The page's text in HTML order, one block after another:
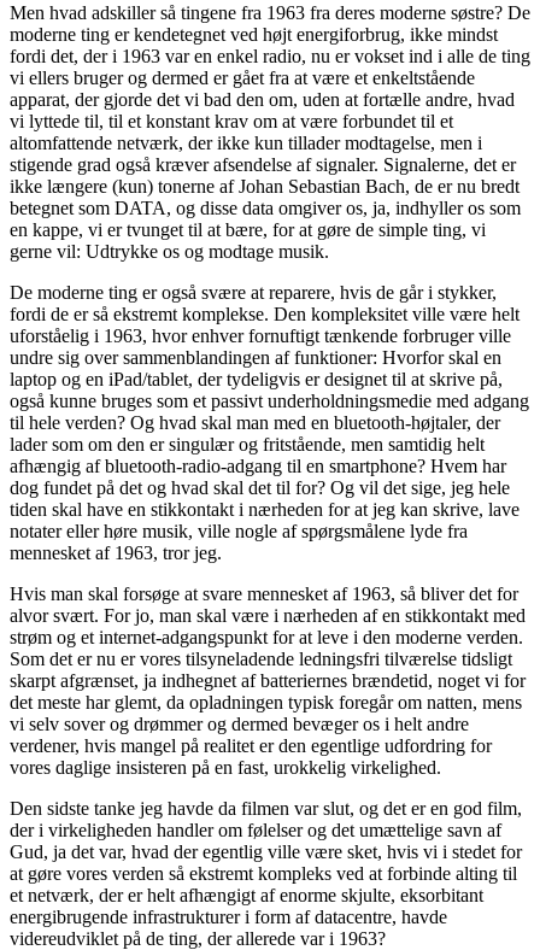
Men hvad adskiller så tingene fra 1963 fra deres moderne søstre? De
moderne ting er kendetegnet ved højt energiforbrug, ikke mindst
fordi det, der i 1963 var en enkel radio, nu er vokset ind i alle de ting
vi ellers bruger og dermed er gået fra at være et enkeltstående
apparat, der gjorde det vi bad den om, uden at fortælle andre, hvad
vi lyttede til, til et konstant krav om at være forbundet til et
altomfattende netværk, der ikke kun tillader modtagelse, men i
stigende grad også kræver afsendelse af signaler. Signalerne, det er
ikke længere (kun) tonerne af Johan Sebastian Bach, de er nu bredt
betegnet som DATA, og disse data omgiver os, ja, indhyller os som
en kappe, vi er tvunget til at bære, for at gøre de simple ting, vi
gerne vil: Udtrykke os og modtage musik.
De moderne ting er også svære at reparere, hvis de går i stykker,
fordi de er så ekstremt komplekse. Den kompleksitet ville være helt
uforståelig i 1963, hvor enhver fornuftigt tænkende forbruger ville
undre sig over sammenblandingen af funktioner: Hvorfor skal en
laptop og en iPad/tablet, der tydeligvis er designet til at skrive på,
også kunne bruges som et passivt underholdningsmedie med adgang
til hele verden? Og hvad skal man med en bluetooth-højtaler, der
lader som om den er singulær og fritstående, men samtidig helt
afhængig af bluetooth-radio-adgang til en smartphone? Hvem har
dog fundet på det og hvad skal det til for? Og vil det sige, jeg hele
tiden skal have en stikkontakt i nærheden for at jeg kan skrive, lave
notater eller høre musik, ville nogle af spørgsmålene lyde fra
mennesket af 1963, tror jeg.
Hvis man skal forsøge at svare mennesket af 1963, så bliver det for
alvor svært. For jo, man skal være i nærheden af en stikkontakt med
strøm og et internet-adgangspunkt for at leve i den moderne verden.
Som det er nu er vores tilsyneladende ledningsfri tilværelse tidsligt
skarpt afgrænset, ja indhegnet af batteriernes brændetid, noget vi for
det meste har glemt, da opladningen typisk foregår om natten, mens
vi selv sover og drømmer og dermed bevæger os i helt andre
verdener, hvis mangel på realitet er den egentlige udfordring for
vores daglige insisteren på en fast, urokkelig virkelighed.
Den sidste tanke jeg havde da filmen var slut, og det er en god film,
der i virkeligheden handler om følelser og det umættelige savn af
Gud, ja det var, hvad der egentlig ville være sket, hvis vi i stedet for
at gøre vores verden så ekstremt kompleks ved at forbinde alting til
et netværk, der er helt afhængigt af enorme skjulte, eksorbitant
energibrugende infrastrukturer i form af datacentre, havde
videreudviklet på de ting, der allerede var i 1963?